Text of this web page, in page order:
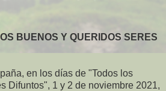
BUENOS Y QUERIDOS SERES
en los días de "Todos los
Difuntos", 1 y 2 de noviembre 2021,